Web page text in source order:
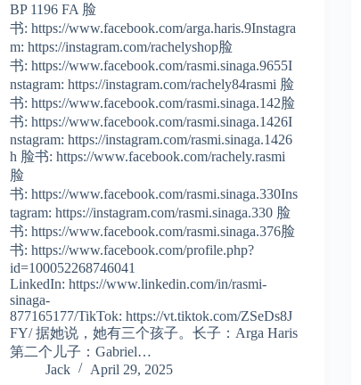
BP 1196 FA 脸
书: https://www.facebook.com/arga.haris.9Instagra
m: https://instagram.com/rachelyshop脸
书: https://www.facebook.com/rasmi.sinaga.9655I
nstagram: https://instagram.com/rachely84rasmi 脸
书: https://www.facebook.com/rasmi.sinaga.142脸
书: https://www.facebook.com/rasmi.sinaga.1426I
nstagram: https://instagram.com/rasmi.sinaga.1426
h 脸书: https://www.facebook.com/rachely.rasmi
脸
书: https://www.facebook.com/rasmi.sinaga.330Ins
tagram: https://instagram.com/rasmi.sinaga.330 脸
书: https://www.facebook.com/rasmi.sinaga.376脸
书: https://www.facebook.com/profile.php?
id=100052268746041
LinkedIn: https://www.linkedin.com/in/rasmi-
sinaga-
877165177/TikTok: https://vt.tiktok.com/ZSeDs8J
FY/ 据她说，她有三个孩子。长子：Arga Haris
第二个儿子：Gabriel…
Jack
April 29, 2025